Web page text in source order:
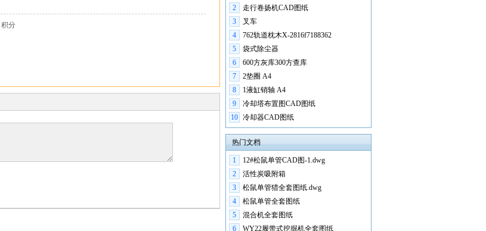
积分
2
走行卷扬机CAD图纸
3
叉车
4
762轨道枕木X-2816f7188362
5
袋式除尘器
6
600方灰库300方查库
7
2垫圈 A4
8
1液缸销轴 A4
9
冷却塔布置图CAD图纸
10 冷却器CAD图纸
热门文档
1
12#松鼠单管CAD图-1.dwg
2
活性炭吸附箱
3
松鼠单管猎全套图纸.dwg
4
松鼠单管全套图纸
5
混合机全套图纸
6
WY22履带式挖掘机全套图纸